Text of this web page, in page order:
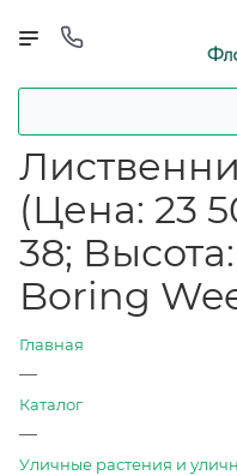
(Цена: 23
38;
Boring
Главная
—
Каталог
—
Уличные растения и